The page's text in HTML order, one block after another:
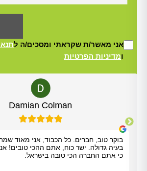
אני מאשר/ת שקראתי ומסכים/ה ל
ומדיניות הפרטיות
Damian Colman
בוקר טוב, חברים. כל הכבוד, אני מאוד
בעיה גדולה. ישר כוח, אתם ההכי טובים!
כי אתם החברה הכי טובה בישראל.